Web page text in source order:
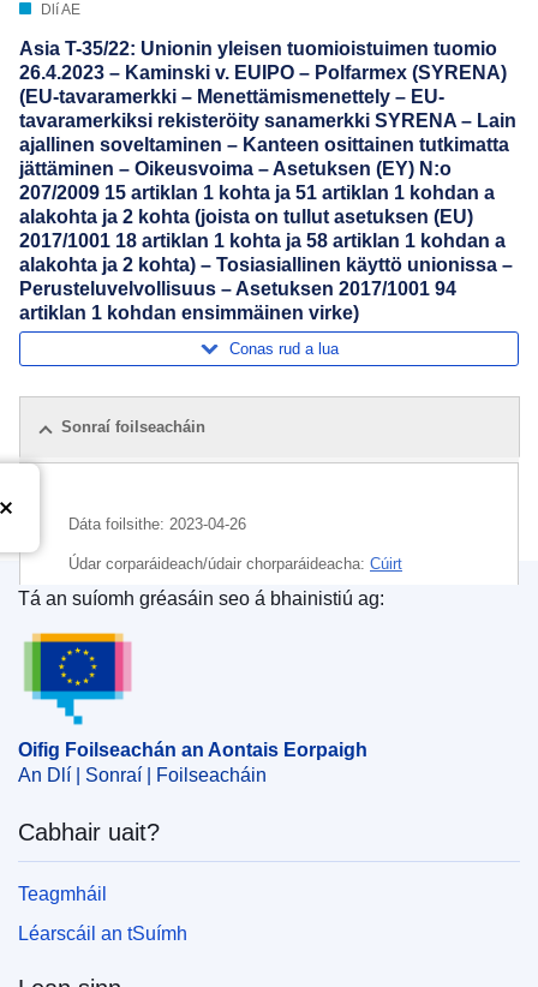
Dlí AE
Asia T-35/22: Unionin yleisen tuomioistuimen tuomio
26.4.2023 – Kaminski v. EUIPO – Polfarmex (SYRENA)
(EU-tavaramerkki – Menettämismenettely – EU-
tavaramerkiksi rekisteröity sanamerkki SYRENA – Lain
ajallinen soveltaminen – Kanteen osittainen tutkimatta
jättäminen – Oikeusvoima – Asetuksen (EY) N:o
207/2009 15 artiklan 1 kohta ja 51 artiklan 1 kohdan a
alakohta ja 2 kohta (joista on tullut asetuksen (EU)
2017/1001 18 artiklan 1 kohta ja 58 artiklan 1 kohdan a
alakohta ja 2 kohta) – Tosiasiallinen käyttö unionissa –
Perusteluvelvollisuus – Asetuksen 2017/1001 94
artiklan 1 kohdan ensimmäinen virke)
Conas rud a lua
Sonraí foilseacháin
Dáta foilsithe: 2023-04-26
Údar corparáideach/údair chorparáideacha: Cúirt
Ghinearálta(Cúirt Bhreithiúnais an Aontais Eorpaigh
Ábhar:dlí trádmharcanna
trádmharc de chuid AE
CELEX : 62022TA0035
OJ : JOC_2023_216_R_0058
IMMC : ARR-T-0035-2022
Oifig Foilseachán an Aontais Eorpaigh
Tá an suíomh gréasáin seo á bhainistiú ag:
Oifig Foilseachán an Aontais Eorpaigh
An Dlí | Sonraí | Foilseacháin
Cabhair uait?
Teagmháil
Léarscáil an tSuímh